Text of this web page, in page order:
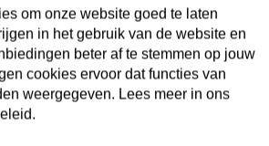
om onze website goed te laten
in het gebruik van de website en
beter af te stemmen op jouw
cookies ervoor dat functies van
weergegeven. Lees meer in ons